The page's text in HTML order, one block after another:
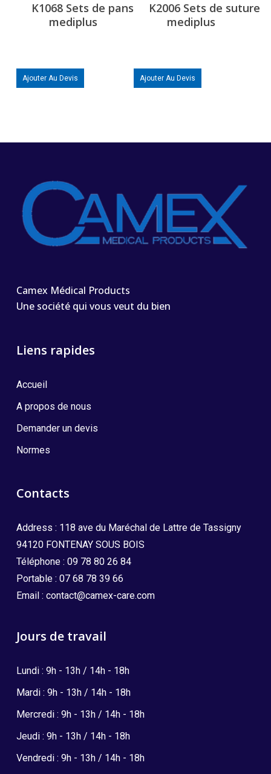
K1068 Sets de pansement
mediplus
Ajouter Au Devis
K2006 Sets de suture
mediplus
Ajouter Au Devis
Camex Médical Products
Une société qui vous veut du bien
Liens rapides
Accueil
A propos de nous
Demander un devis
Normes
Contacts
Address : 118 ave du Maréchal de Lattre de Tassigny
94120 FONTENAY SOUS BOIS
Téléphone : 09 78 80 26 84
Portable : 07 68 78 39 66
Email : contact@camex-care.com
Jours de travail
Lundi : 9h - 13h / 14h - 18h
Mardi : 9h - 13h / 14h - 18h
Mercredi : 9h - 13h / 14h - 18h
Jeudi : 9h - 13h / 14h - 18h
Vendredi : 9h - 13h / 14h - 18h